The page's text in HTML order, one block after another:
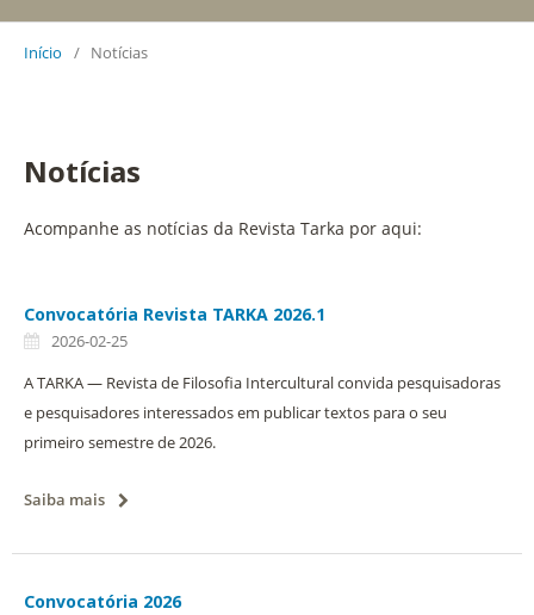
Início / Notícias
Notícias
Acompanhe as notícias da Revista Tarka por aqui:
Convocatória Revista TARKA 2026.1
2026-02-25
A TARKA — Revista de Filosofia Intercultural convida pesquisadoras
e pesquisadores interessados em publicar textos para o seu
primeiro semestre de 2026.
Saiba mais
Convocatória 2026